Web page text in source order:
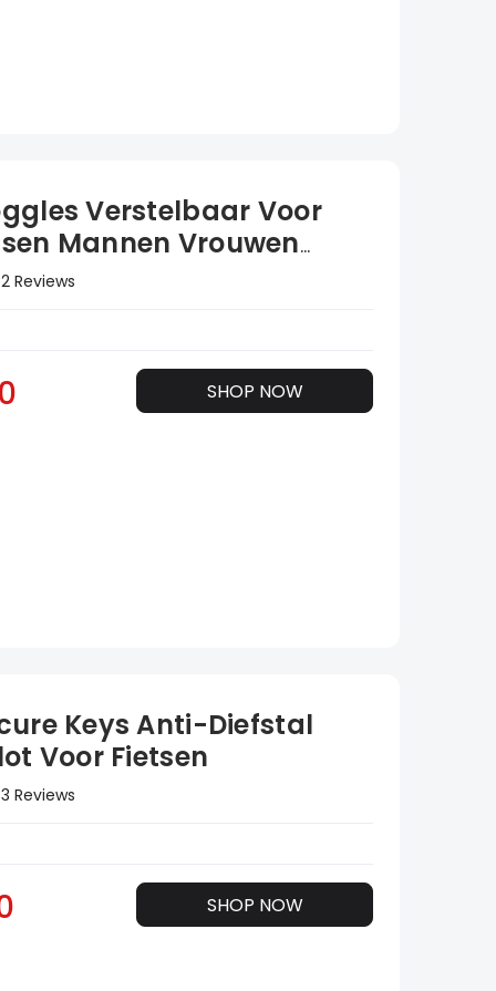
Verstelbaar Voor
Mannen Vrouwen
2 Reviews
SHOP NOW
Keys Anti-Diefstal
Voor Fietsen
3 Reviews
SHOP NOW